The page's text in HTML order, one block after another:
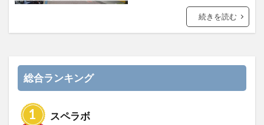
続きを読む
総合ランキング
スペラボ